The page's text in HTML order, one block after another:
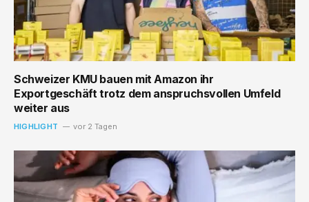
Schweizer KMU bauen mit Amazon ihr
Exportgeschäft trotz dem anspruchsvollen Umfeld
weiter aus
HIGHLIGHT vor 2 Tagen